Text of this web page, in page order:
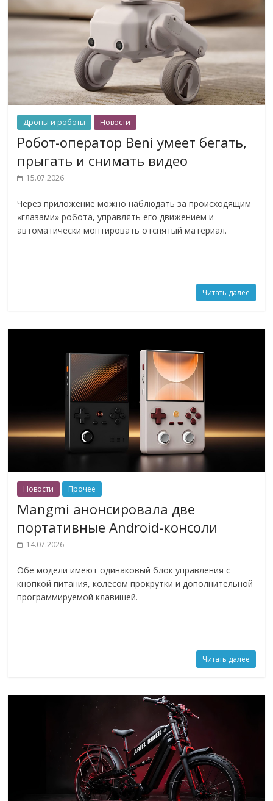
Дроны и роботы Новости
Робот-оператор Beni умеет бегать,
прыгать и снимать видео
15.07.2026
Через приложение можно наблюдать за происходящим
«глазами» робота, управлять его движением и
автоматически монтировать отснятый материал.
Читать далее
Новости Прочее
Mangmi анонсировала две
портативные Android-консоли
14.07.2026
Обе модели имеют одинаковый блок управления с
кнопкой питания, колесом прокрутки и дополнительной
программируемой клавишей.
Читать далее